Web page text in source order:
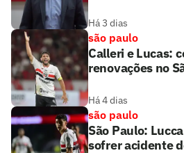
Há 3 dias
são paulo
Calleri e Lucas:
renovações no
Há 4 dias
são paulo
São Paulo:
sofrer acidente